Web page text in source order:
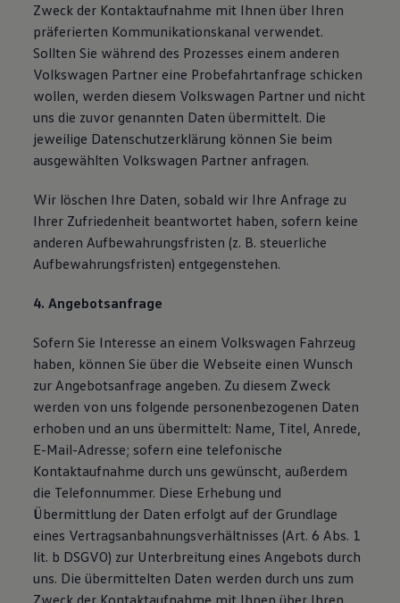
Zweck der Kontaktaufnahme mit Ihnen über Ihren
präferierten Kommunikationskanal verwendet.
Sollten Sie während des Prozesses einem anderen
Volkswagen Partner eine Probefahrtanfrage schicken
wollen, werden diesem Volkswagen Partner und nicht
uns die zuvor genannten Daten übermittelt. Die
jeweilige Datenschutzerklärung können Sie beim
ausgewählten Volkswagen Partner anfragen.
Wir löschen Ihre Daten, sobald wir Ihre Anfrage zu
Ihrer Zufriedenheit beantwortet haben, sofern keine
anderen Aufbewahrungsfristen (z. B. steuerliche
Aufbewahrungsfristen) entgegenstehen.
4. Angebotsanfrage
Sofern Sie Interesse an einem Volkswagen Fahrzeug
haben, können Sie über die Webseite einen Wunsch
zur Angebotsanfrage angeben. Zu diesem Zweck
werden von uns folgende personenbezogenen Daten
erhoben und an uns übermittelt: Name, Titel, Anrede,
E-Mail-Adresse; sofern eine telefonische
Kontaktaufnahme durch uns gewünscht, außerdem
die Telefonnummer. Diese Erhebung und
Übermittlung der Daten erfolgt auf der Grundlage
eines Vertragsanbahnungsverhältnisses (Art. 6 Abs. 1
lit. b DSGVO) zur Unterbreitung eines Angebots durch
uns. Die übermittelten Daten werden durch uns zum
Zweck der Kontaktaufnahme mit Ihnen über Ihren